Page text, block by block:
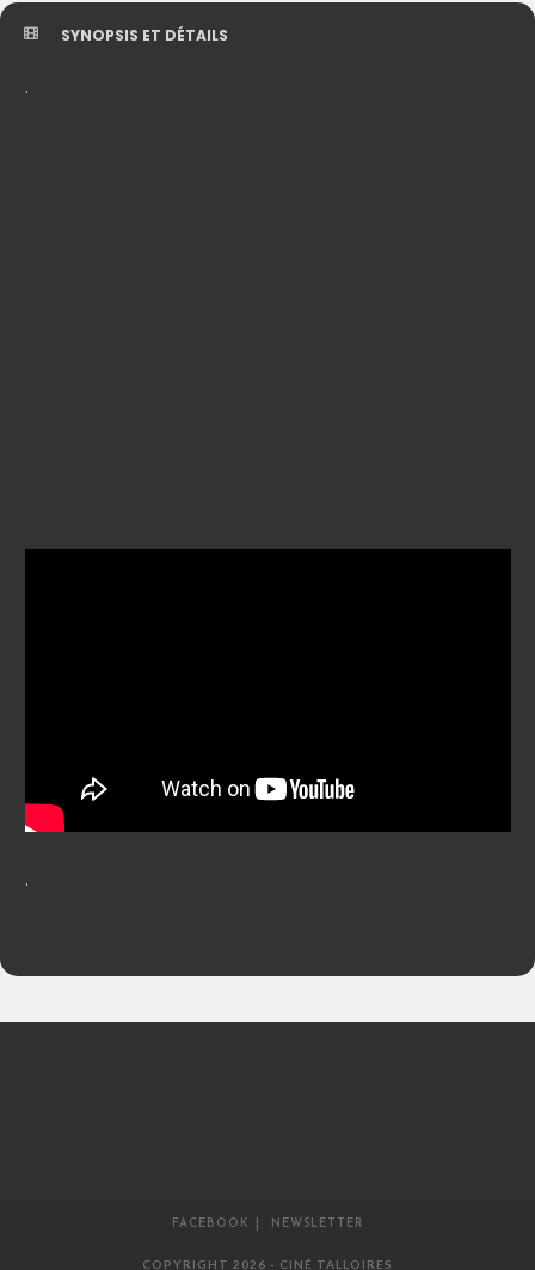
SYNOPSIS ET DÉTAILS
.
.
FACEBOOK NEWSLETTER
COPYRIGHT 2026 - CINÉ TALLOIRES